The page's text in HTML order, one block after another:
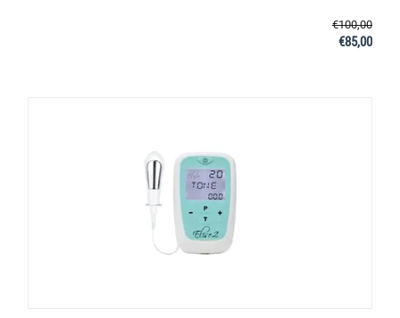
€100,00
€85,00